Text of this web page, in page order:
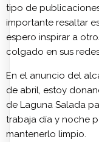
tipo de
importante resaltar
espero inspirar a
colgado en sus
En el anuncio del
de abril, estoy
de Laguna Salada
trabaja día y noche
mantenerlo limpio.